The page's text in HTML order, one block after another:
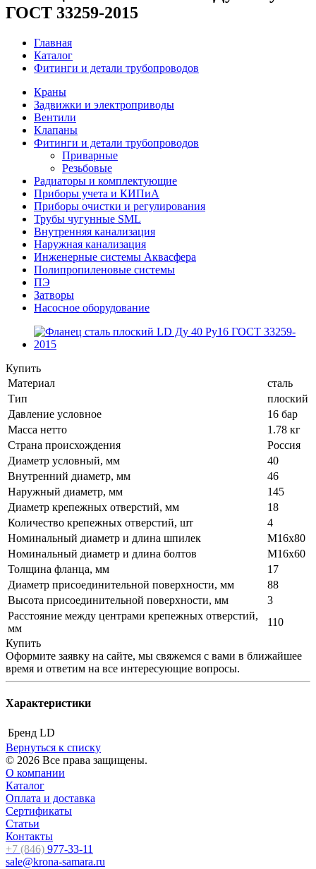
ГОСТ 33259-2015
Главная
Каталог
Фитинги и детали трубопроводов
Краны
Задвижки и электроприводы
Вентили
Клапаны
Фитинги и детали трубопроводов
Приварные
Резьбовые
Радиаторы и комплектующие
Приборы учета и КИПиА
Приборы очистки и регулирования
Трубы чугунные SML
Внутренняя канализация
Наружная канализация
Инженерные системы Аквасфера
Полипропиленовые системы
ПЭ
Затворы
Насосное оборудование
Купить
Материал
сталь
Тип
плоский
Давление условное
16 бар
Масса нетто
1.78 кг
Страна происхождения
Россия
Диаметр условный, мм
40
Внутренний диаметр, мм
46
Наружный диаметр, мм
145
Диаметр крепежных отверстий, мм
18
Количество крепежных отверстий, шт
4
Номинальный диаметр и длина шпилек
M16x80
Номинальный диаметр и длина болтов
M16x60
Толщина фланца, мм
17
Диаметр присоединительной поверхности, мм
88
Высота присоединительной поверхности, мм
3
Расстояние между центрами крепежных отверстий,
мм
110
Купить
Оформите заявку на сайте, мы свяжемся с вами в ближайшее
время и ответим на все интересующие вопросы.
Характеристики
Бренд LD
Вернуться к списку
© 2026 Все права защищены.
О компании
Каталог
Оплата и доставка
Сертификаты
Статьи
Контакты
+7 (846) 977-33-11
sale@krona-samara.ru